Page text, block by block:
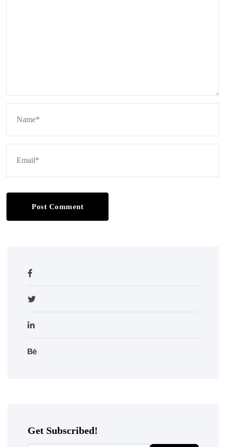
Post Comment
Get Subscribed!